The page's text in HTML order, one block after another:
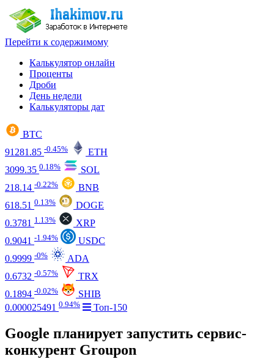
Перейти к содержимому
Калькулятор онлайн
Проценты
Дроби
День недели
Калькуляторы дат
BTC
91281.85 -0.45%
ETH
3099.35 0.18%
SOL
218.14 -0.22%
BNB
618.51 0.13%
DOGE
0.3781 1.13%
XRP
0.9041 -1.94%
USDC
0.9999 -0%
ADA
0.6732 -0.57%
TRX
0.1894 -0.02%
SHIB
0.000025491 0.94% Топ-150
Google планирует запустить сервис-
конкурент Groupon